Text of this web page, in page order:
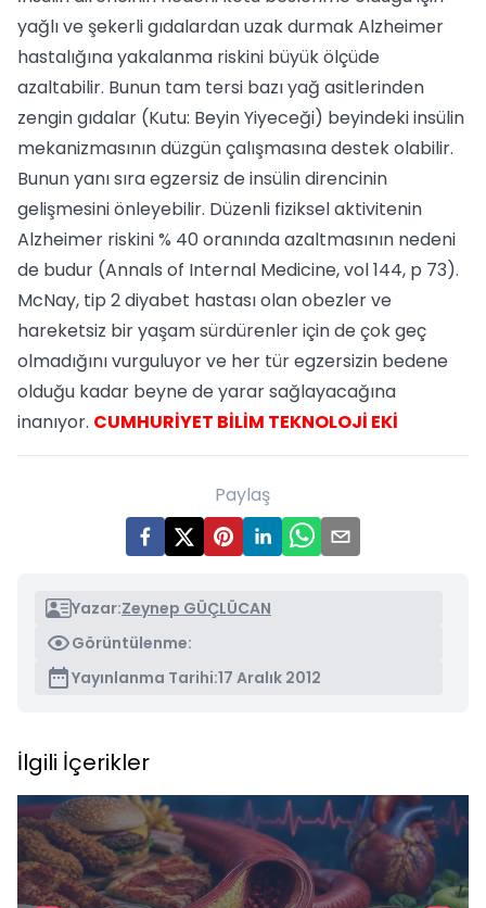
yağlı ve şekerli gıdalardan uzak durmak Alzheimer
hastalığına yakalanma riskini büyük ölçüde
azaltabilir. Bunun tam tersi bazı yağ asitlerinden
zengin gıdalar (Kutu: Beyin Yiyeceği) beyindeki insülin
mekanizmasının düzgün çalışmasına destek olabilir.
Bunun yanı sıra egzersiz de insülin direncinin
gelişmesini önleyebilir. Düzenli fiziksel aktivitenin
Alzheimer riskini % 40 oranında azaltmasının nedeni
de budur (Annals of Internal Medicine, vol 144, p 73).
McNay, tip 2 diyabet hastası olan obezler ve
hareketsiz bir yaşam sürdürenler için de çok geç
olmadığını vurguluyor ve her tür egzersizin bedene
olduğu kadar beyne de yarar sağlayacağına
inanıyor. CUMHURİYET BİLİM TEKNOLOJİ EKİ
Paylaş
Yazar:Zeynep GÜÇLÜCAN
Görüntülenme:
Yayınlanma Tarihi:17 Aralık 2012
İlgili İçerikler